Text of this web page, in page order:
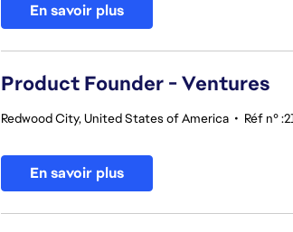
En savoir plus
Product Founder - Ventures
Redwood City, United States of America • Réf n°
En savoir plus